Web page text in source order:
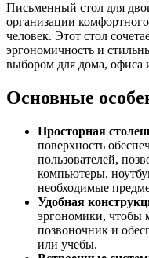
Письменный стол для
организации
человек. Этот стол
эргономичность и
выбором для дома, офиса
Основные
Просторная
поверхность
пользователей,
компьютеры,
необходимые
Удобная
эргономики, чтобы
позвоночник и
или учебы.